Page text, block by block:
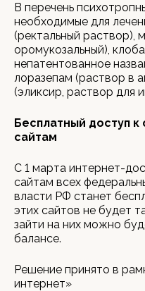
В перечень
необходимые для
(ректальный раствор),
оромукозальный),
непатентованное
лоразепам (раствор в
(эликсир, раствор для
Бесплатный доступ
сайтам
С 1 марта интернет-
сайтам всех
власти РФ станет
этих сайтов не будет
зайти на них можно
балансе.
Решение принято в
интернет»